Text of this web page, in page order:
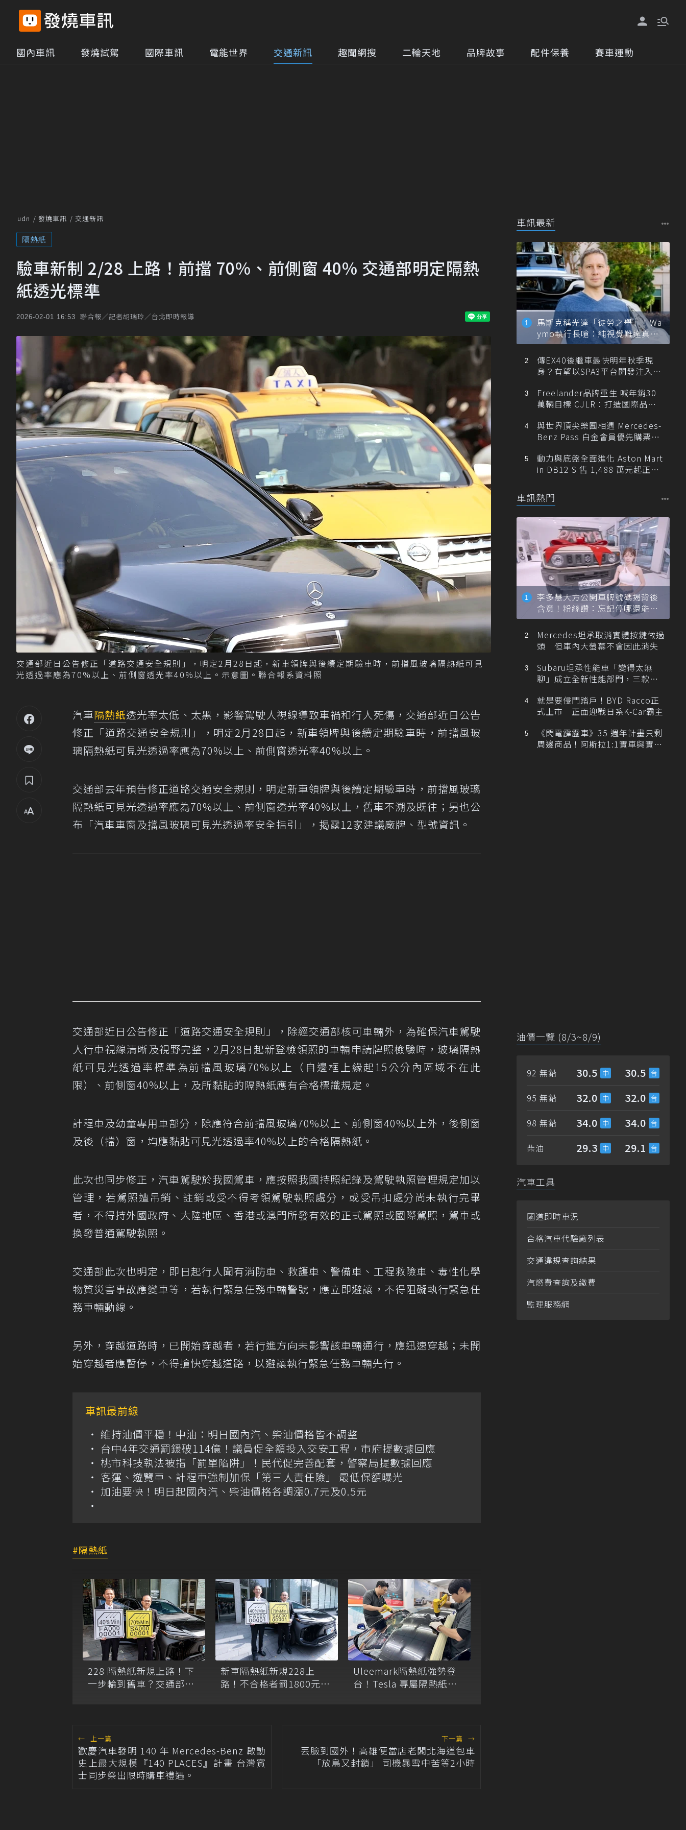
國內車訊 發燒試駕 國際車訊 電能世界 交通新訊 趣聞網搜 二輪天地 品牌故事 配件保養 賽車運動
udn 發燒車訊 交通新訊
隔熱紙
驗車新制 2/28 上路！前擋 70%、前側窗 40% 交通部明定隔熱
紙透光標準
2026-02-01 16:53 聯合報／記者胡瑞玲／台北即時報導
交通部近日公告修正「道路交通安全規則」，明定2月28日起，新車領牌與後續定期驗車時，前擋風玻璃隔熱紙可見
光透過率應為70%以上、前側窗透光率40%以上。示意圖。聯合報系資料照
汽車隔熱紙透光率太低、太黑，影響駕駛人視線導致車禍和行人死傷，交通部近日公告
修正「道路交通安全規則」，明定2月28日起，新車領牌與後續定期驗車時，前擋風玻
璃隔熱紙可見光透過率應為70%以上、前側窗透光率40%以上。
交通部去年預告修正道路交通安全規則，明定新車領牌與後續定期驗車時，前擋風玻璃
隔熱紙可見光透過率應為70%以上、前側窗透光率40%以上，舊車不溯及既往；另也公
布「汽車車窗及擋風玻璃可見光透過率安全指引」，揭露12家建議廠牌、型號資訊。
交通部近日公告修正「道路交通安全規則」，除經交通部核可車輛外，為確保汽車駕駛
人行車視線清晰及視野完整，2月28日起新登檢領照的車輛申請牌照檢驗時，玻璃隔熱
紙可見光透過率標準為前擋風玻璃70%以上（自邊框上緣起15公分內區域不在此
限）、前側窗40%以上，及所黏貼的隔熱紙應有合格標識規定。
計程車及幼童專用車部分，除應符合前擋風玻璃70%以上、前側窗40%以上外，後側窗
及後（擋）窗，均應黏貼可見光透過率40%以上的合格隔熱紙。
此次也同步修正，汽車駕駛於我國駕車，應按照我國持照紀錄及駕駛執照管理規定加以
管理，若駕照遭吊銷、註銷或受不得考領駕駛執照處分，或受吊扣處分尚未執行完畢
者，不得持外國政府、大陸地區、香港或澳門所發有效的正式駕照或國際駕照，駕車或
換發普通駕駛執照。
交通部此次也明定，即日起行人聞有消防車、救護車、警備車、工程救險車、毒性化學
物質災害事故應變車等，若執行緊急任務車輛警號，應立即避讓，不得阻礙執行緊急任
務車輛動線。
另外，穿越道路時，已開始穿越者，若行進方向未影響該車輛通行，應迅速穿越；未開
始穿越者應暫停，不得搶快穿越道路，以避讓執行緊急任務車輛先行。
車訊最前線
維持油價平穩！中油：明日國內汽、柴油價格皆不調整
台中4年交通罰鍰破114億！議員促全額投入交安工程，市府提數據回應
桃市科技執法被指「罰單陷阱」！民代促完善配套，警察局提數據回應
客運、遊覽車、計程車強制加保「第三人責任險」 最低保額曝光
加油要快！明日起國內汽、柴油價格各調漲0.7元及0.5元
隔熱紙
228 隔熱紙新規上路！下
一步輪到舊車？交通部：
新車隔熱紙新規228上
路！不合格者罰1800元
Uleemark隔熱紙強勢登
台！Tesla 專屬隔熱紙套
← 上一篇
歡慶汽車發明 140 年 Mercedes-Benz 啟動
史上最大規模『140 PLACES』計畫 台灣賓
士同步祭出限時購車禮遇。
下一篇 →
丟臉到國外！高雄便當店老闆北海道包車
「放鳥又封鎖」 司機暴雪中苦等2小時
車訊最新
馬斯克稱光達「徒勞之舉」！Wa
ymo執行長嗆：純視覺難達真正
自動駕駛
傳EX40後繼車最快明年秋季現
身？有望以SPA3平台開發注入80
Freelander品牌重生 喊年銷30
萬輛目標 CJLR：打造國際品牌
與世界頂尖樂團相遇 Mercedes-
Benz Pass 白金會員優先購票維
動力與底盤全面進化 Aston Mart
in DB12 S 售 1,488 萬元起正式
車訊熱門
李多慧大方公開車牌號碼揭背後
含意！粉絲讚：忘記停哪還能幫
忙找車
Mercedes坦承取消實體按鍵做過
頭 但車內大螢幕不會因此消失
Subaru坦承性能車「變得太無
聊」成立全新性能部門，三款手
就是要侵門踏戶！BYD Racco正
式上市 正面迎戰日系K-Car霸主
《閃電霹靂車》35 週年計畫只剩
周邊商品！阿斯拉1:1實車與實體
油價一覽 (8/3~8/9)
92 無鉛 30.5 30.5
95 無鉛 32.0 32.0
98 無鉛 34.0 34.0
柴油 29.3 29.1
汽車工具
國道即時車況
合格汽車代驗廠列表
交通違規查詢結果
汽燃費查詢及繳費
監理服務網